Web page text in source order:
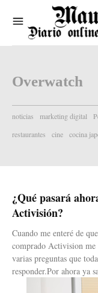
Overwatch
noticias marketing digital
restaurantes
cine cocina
¿Qué pasará
Activisión?
Cuando me enteré de
comprado Activision me
varias preguntas que
responder.Por ahora ya